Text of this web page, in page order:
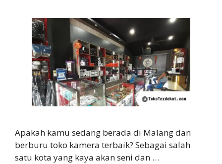
Apakah kamu sedang berada di Malang dan
berburu toko kamera terbaik? Sebagai salah
satu kota yang kaya akan seni dan …